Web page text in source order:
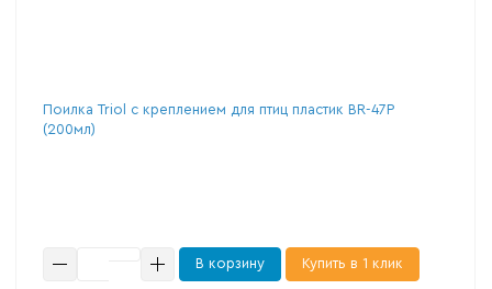
Поилка Triol с креплением для птиц пластик BR-47P
(200мл)
В корзину Купить в 1 клик